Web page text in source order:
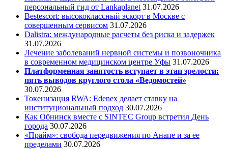
персональный гид от Lankaplanet 31.07.2026
Bestescort: высококлассный эскорт в Москве с
совершенным сервисом 31.07.2026
Dalistra: международные расчеты без риска и задержек
31.07.2026
Лечение заболеваний нервной системы и позвоночника
в современном медицинском центре Уфы 31.07.2026
Платформенная занятость вступает в этап зрелости:
пять выводов круглого стола «Ведомостей»
30.07.2026
Токенизация RWA: Edenex делает ставку на
институциональный подход 30.07.2026
Как Обнинск вместе с SINTEC Group встретил День
города 30.07.2026
«Прайм»: свобода передвижения по Анапе и за ее
пределами 30.07.2026